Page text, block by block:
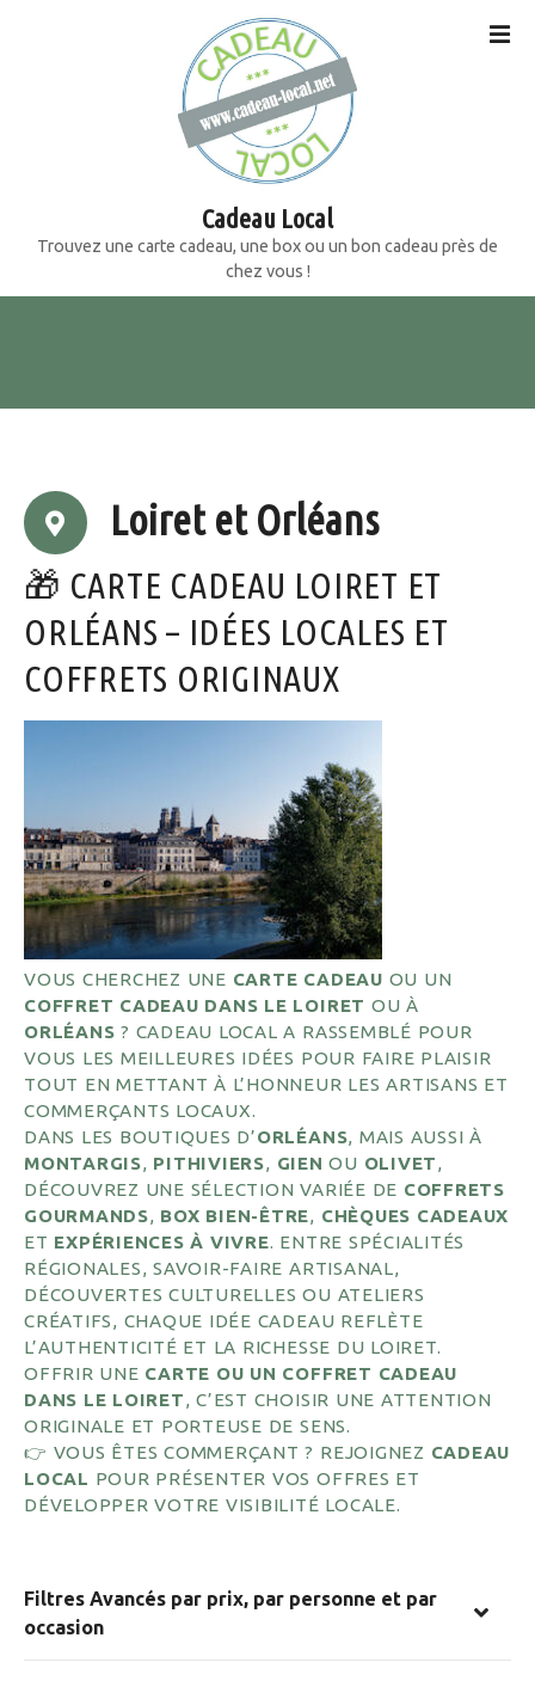
e
Cadeau Local
Trouvez une carte cadeau, une box ou un bon cadeau près de
chez vous !
Loiret et Orléans
🎁 CARTE CADEAU LOIRET ET
ORLÉANS – IDÉES LOCALES ET
COFFRETS ORIGINAUX
VOUS CHERCHEZ UNE CARTE CADEAU OU UN
COFFRET CADEAU DANS LE LOIRET OU À
ORLÉANS ? CADEAU LOCAL A RASSEMBLÉ POUR
VOUS LES MEILLEURES IDÉES POUR FAIRE PLAISIR
TOUT EN METTANT À L’HONNEUR LES ARTISANS ET
COMMERÇANTS LOCAUX.
DANS LES BOUTIQUES D’ORLÉANS, MAIS AUSSI À
MONTARGIS, PITHIVIERS, GIEN OU OLIVET,
DÉCOUVREZ UNE SÉLECTION VARIÉE DE COFFRETS
GOURMANDS, BOX BIEN-ÊTRE, CHÈQUES CADEAUX
ET EXPÉRIENCES À VIVRE. ENTRE SPÉCIALITÉS
RÉGIONALES, SAVOIR-FAIRE ARTISANAL,
DÉCOUVERTES CULTURELLES OU ATELIERS
CRÉATIFS, CHAQUE IDÉE CADEAU REFLÈTE
L’AUTHENTICITÉ ET LA RICHESSE DU LOIRET.
OFFRIR UNE CARTE OU UN COFFRET CADEAU
DANS LE LOIRET, C’EST CHOISIR UNE ATTENTION
ORIGINALE ET PORTEUSE DE SENS.
👉 VOUS ÊTES COMMERÇANT ? REJOIGNEZ CADEAU
LOCAL POUR PRÉSENTER VOS OFFRES ET
DÉVELOPPER VOTRE VISIBILITÉ LOCALE.
Filtres Avancés par prix, par personne et par
occasion